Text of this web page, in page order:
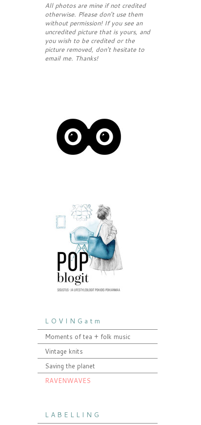
All photos are mine if not credited
otherwise. Please don't use them
without permission! If you see an
uncredited picture that is yours, and
you wish to be credited or the
picture removed, don't hesitate to
email me. Thanks!
L O V I N G a t m
Moments of tea + folk music
Vintage knits
Saving the planet
RAVENWAVES
L A B E L L I N G